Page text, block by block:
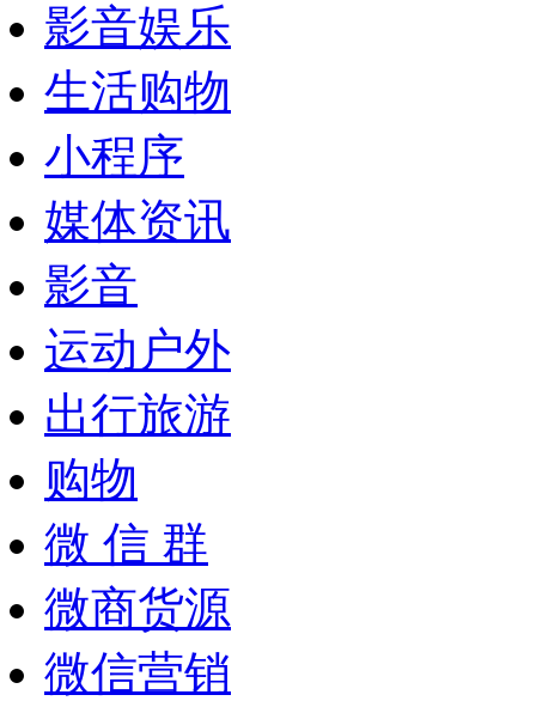
影音娱乐
生活购物
小程序
媒体资讯
影音
运动户外
出行旅游
购物
微 信 群
微商货源
微信营销